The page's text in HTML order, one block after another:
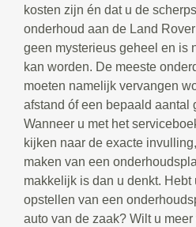
kosten zijn én dat u de
onderhoud aan de Land
geen mysterieus geheel en is
kan worden. De meeste
moeten namelijk vervangen
afstand óf een bepaald aantal
Wanneer u met het
kijken naar de exacte
maken van een
makkelijk is dan u denkt.
opstellen van een
auto van de zaak? Wilt u